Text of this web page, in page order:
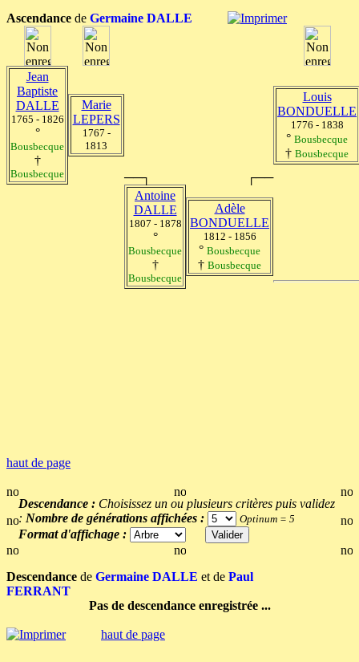
Ascendance de Germaine DALLE
Jean
Baptiste
DALLE
1765 - 1826
°
Bousbecque
†
Bousbecque
Marie
LEPERS
1767 -
1813
──┐ ┌──
Louis
BONDUELLE
1776 - 1838
° Bousbecque
† Bousbecque
Antoine
DALLE
1807 - 1878
°
Bousbecque
†
Bousbecque
Adèle
BONDUELLE
1812 - 1856
° Bousbecque
† Bousbecque
haut de page
Descendance : Choisissez un ou plusieurs critères puis validez
: Nombre de générations affichées : Optinum = 5
Format d'affichage :
Descendance de Germaine DALLE et de Paul
FERRANT
Pas de descendance enregistrée ...
haut de page